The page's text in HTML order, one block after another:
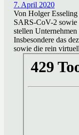
7. April 2020
Von Holger
SARS-CoV-2 sowie
stellen
Insbesondere das
sowie die rein